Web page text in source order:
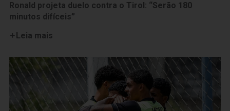
Ronald projeta duelo contra o Tirol: “Serão 180
minutos difíceis”
Leia mais